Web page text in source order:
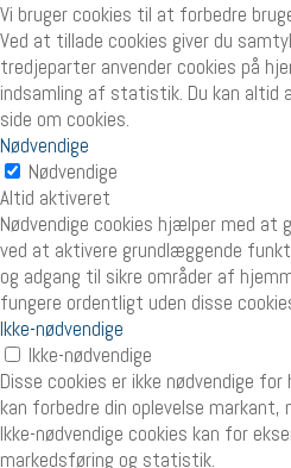
Vi bruger cookies til at forbedre
Ved at tillade cookies giver du
tredjeparter anvender cookies på
indsamling af statistik. Du kan altid
side om cookies.
Nødvendige
Nødvendige
Altid aktiveret
Nødvendige cookies hjælper med at
ved at aktivere grundlæggende
og adgang til sikre områder af
fungere ordentligt uden disse
Ikke-nødvendige
Ikke-nødvendige
Disse cookies er ikke nødvendige
kan forbedre din oplevelse markant,
Ikke-nødvendige cookies kan for
markedsføring og statistik.